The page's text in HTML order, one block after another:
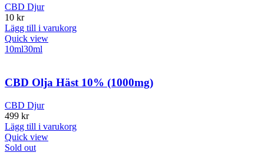
CBD Djur
10 kr
Lägg till i varukorg
Quick view
10ml30ml
CBD Olja Häst 10% (1000mg)
CBD Djur
499 kr
Lägg till i varukorg
Quick view
Sold out